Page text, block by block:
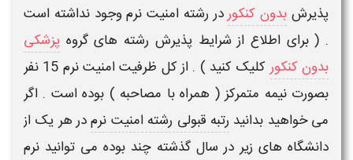
پذیرش بدون کنکور در رشته امنیت نرموجود نداشته است
. ( برای اطلاع از شرایط پذیرش رشته هایگروه پزشکی
بدون کنکورکلیک کنید ) . از کل ظرفیت امنیت نرم
15 نفر
بصورتنیمه متمرکز( همراه با مصاحبه ) بوده است . اگر
می خواهید بدانید رتبه قبولی رشته امنیت نرمدر هر یک از
دانشگاه های زیر در سال گذشته چند بوده می توانید نرم